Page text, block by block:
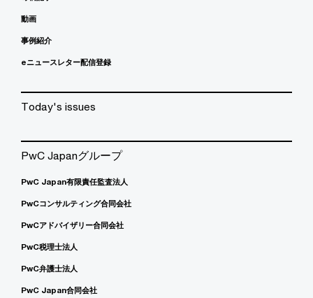
動画
事例紹介
eニュースレター配信登録
Today's issues
PwC Japanグループ
PwC Japan有限責任監査法人
PwCコンサルティング合同会社
PwCアドバイザリー合同会社
PwC税理士法人
PwC弁護士法人
PwC Japan合同会社